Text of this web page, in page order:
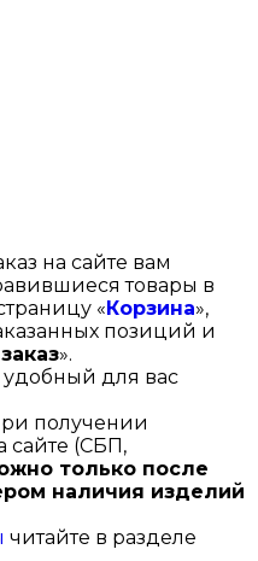
на сайте вам
товары в
«Корзина»,
позиций и
».
удобный для вас
получении
сайте (СБП,
только после
наличия изделий
читайте в разделе